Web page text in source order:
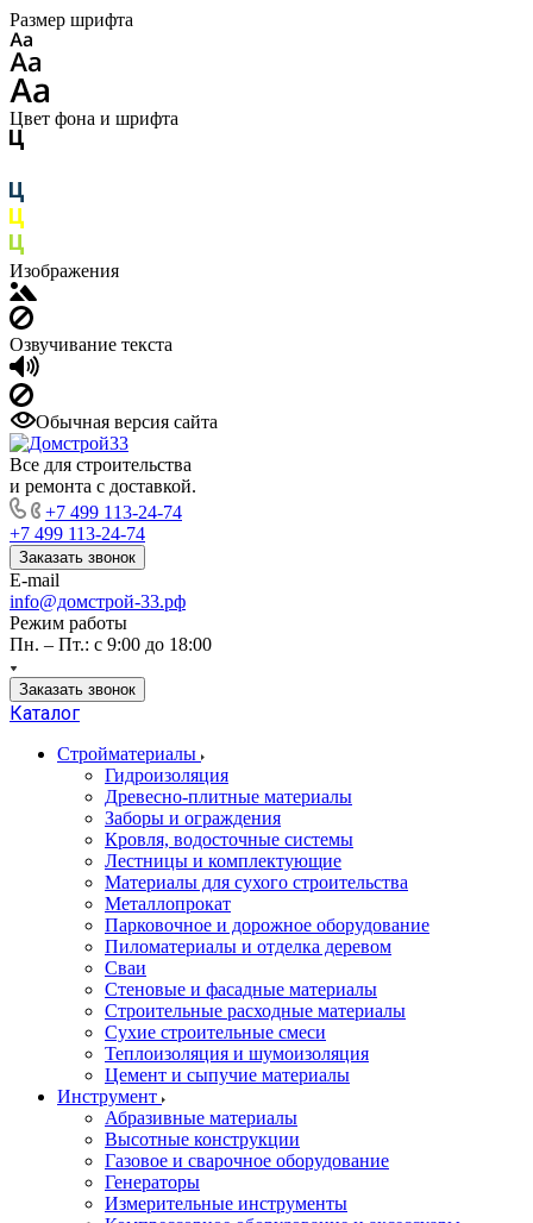
Размер шрифта
Цвет фона и шрифта
Изображения
Озвучивание текста
Обычная версия сайта
Все для строительства
и ремонта с доставкой.
+7 499 113-24-74
+7 499 113-24-74
Заказать звонок
E-mail
info@домстрой-33.рф
Режим работы
Пн. – Пт.: с 9:00 до 18:00
Заказать звонок
Каталог
Стройматериалы
Гидроизоляция
Древесно-плитные материалы
Заборы и ограждения
Кровля, водосточные системы
Лестницы и комплектующие
Материалы для сухого строительства
Металлопрокат
Парковочное и дорожное оборудование
Пиломатериалы и отделка деревом
Сваи
Стеновые и фасадные материалы
Строительные расходные материалы
Сухие строительные смеси
Теплоизоляция и шумоизоляция
Цемент и сыпучие материалы
Инструмент
Абразивные материалы
Высотные конструкции
Газовое и сварочное оборудование
Генераторы
Измерительные инструменты